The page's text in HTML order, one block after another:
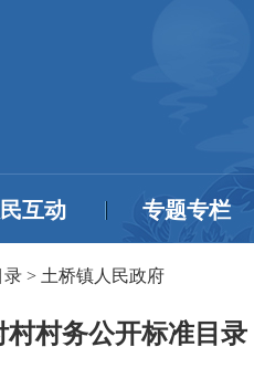
互动 专题专栏
录 > 土桥镇人民政府
村务公开标准目录